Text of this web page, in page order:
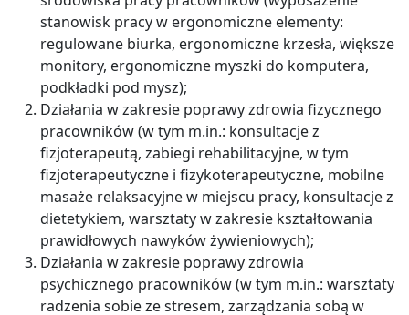
stanowisk pracy w ergonomiczne elementy:
regulowane biurka, ergonomiczne krzesła, większe
monitory, ergonomiczne myszki do komputera,
podkładki pod mysz);
Działania w zakresie poprawy zdrowia fizycznego
pracowników (w tym m.in.: konsultacje z
fizjoterapeutą, zabiegi rehabilitacyjne, w tym
fizjoterapeutyczne i fizykoterapeutyczne, mobilne
masaże relaksacyjne w miejscu pracy, konsultacje z
dietetykiem, warsztaty w zakresie kształtowania
prawidłowych nawyków żywieniowych);
Działania w zakresie poprawy zdrowia
psychicznego pracowników (w tym m.in.: warsztaty
radzenia sobie ze stresem, zarządzania sobą w